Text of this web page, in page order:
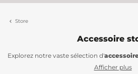
Store
Accessoire
Explorez notre vaste sélection d'
différents coloris chez Décor Discount. Les
Afficher plus